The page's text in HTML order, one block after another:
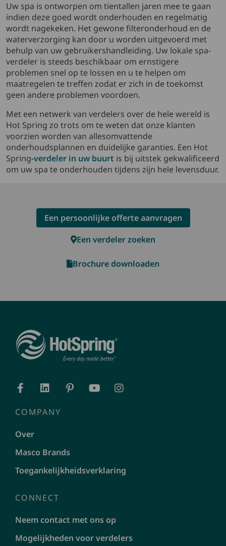
Uw spa is ontworpen om tientallen jaren mee te gaan
indien deze goed wordt onderhouden en regelmatig
wordt nagekeken. Het gewone filteronderhoud en de
waterverzorging kan door u worden uitgevoerd met
behulp van uw gebruikershandleiding. Uw lokale spa-
verdeler is steeds beschikbaar om ernstigere
problemen snel op te lossen en u te helpen om
maatregelen te treffen zodat er zich in de toekomst
geen andere problemen voordoen.
Met een netwerk van verdelers over de hele wereld is
Hot Spring zo trots om te weten dat onze klanten
voorzien worden van allesomvattende
onderhoudsplannen en duidelijke garanties. Een Hot
Spring-verdeler in uw buurt is bij uitstek gekwalificeerd
om uw spa te onderhouden tijdens zijn hele levensduur.
Een persoonlijke offerte aanvragen
Een verdeler zoeken
Brochure downloaden
COMPANY
Over
Masco Brands
Toegankelijkheidsverklaring
CONNECT
Neem contact met ons op
Mogelijkheden voor verdelers